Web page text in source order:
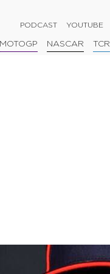
PODCAST YOUTUBE
MOTOGP NASCAR TCR